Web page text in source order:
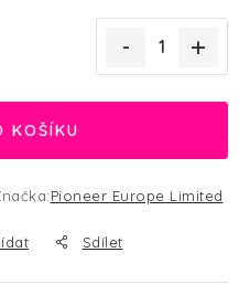
KOŠÍKU
Pioneer Europe Limited
Sdílet